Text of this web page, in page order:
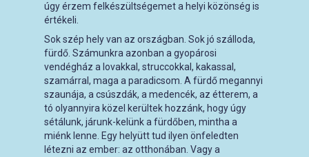
úgy érzem felkészültségemet a helyi közönség is
értékeli.
Sok szép hely van az országban. Sok jó szálloda,
fürdő. Számunkra azonban a gyopárosi
vendégház a lovakkal, struccokkal, kakassal,
szamárral, maga a paradicsom. A fürdő megannyi
szaunája, a csúszdák, a medencék, az étterem, a
tó olyannyira közel kerültek hozzánk, hogy úgy
sétálunk, járunk-kelünk a fürdőben, mintha a
miénk lenne. Egy helyütt tud ilyen önfeledten
létezni az ember: az otthonában. Vagy a